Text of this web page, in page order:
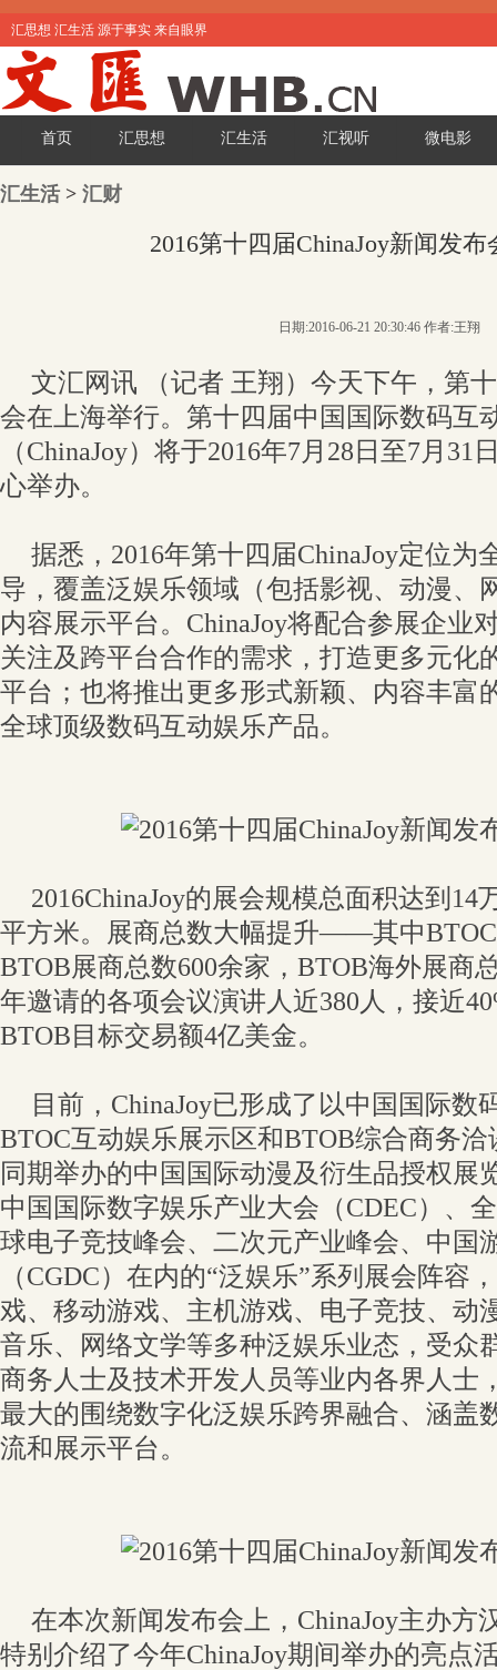
汇思想 汇生活 源于事实 来自眼界
首页 汇思想 汇生活 汇视听 微电影
汇生活> 汇财
2016第十四届ChinaJoy新闻发
日期:2016-06-21 20:30:46 作者:王翔
文汇网讯 （记者 王翔）今天下午，第
会在上海举行。第十四届中国国际数码互
（ChinaJoy）将于2016年7月28日至7月
心举办。
据悉，2016年第十四届ChinaJoy定位为
导，覆盖泛娱乐领域（包括影视、动漫、
内容展示平台。ChinaJoy将配合参展企业
关注及跨平台合作的需求，打造更多元化
平台；也将推出更多形式新颖、内容丰富
全球顶级数码互动娱乐产品。
2016ChinaJoy的展会规模总面积达到14
平方米。展商总数大幅提升——其中
BTOB展商总数600余家，BTOB海外展商
年邀请的各项会议演讲人近380人，接近
BTOB目标交易额4亿美金。
目前，ChinaJoy已形成了以中国国际数
BTOC互动娱乐展示区和BTOB综合商务
同期举办的中国国际动漫及衍生品授权展
中国国际数字娱乐产业大会（CDEC）、
球电子竞技峰会、二次元产业峰会、中国
（CGDC）在内的“泛娱乐”系列展会阵容
戏、移动游戏、主机游戏、电子竞技、动
音乐、网络文学等多种泛娱乐业态，受众
商务人士及技术开发人员等业内各界人士
最大的围绕数字化泛娱乐跨界融合、涵盖
流和展示平台。
在本次新闻发布会上，ChinaJoy主办方
特别介绍了今年ChinaJoy期间举办的亮